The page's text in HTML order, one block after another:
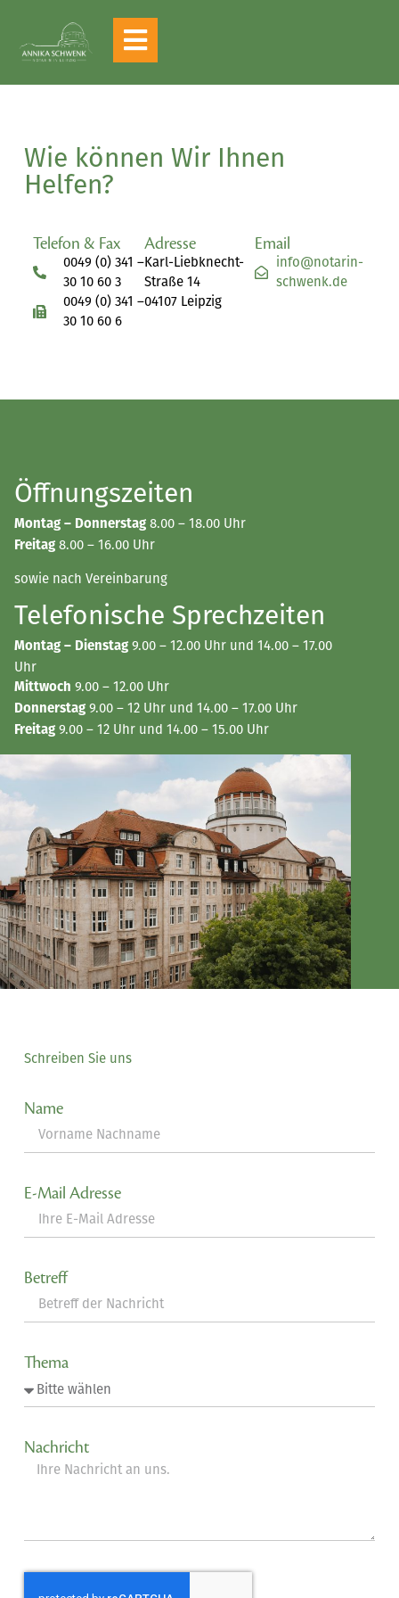
Öffnungszeiten
Montag – Donnerstag8.00 – 18.00 Uhr
Freitag8.00 – 16.00 Uhr
sowie nach Vereinbarung
Telefonische Sprechzeiten
Montag – Dienstag9.00 – 12.00 Uhr und 14.00 – 17.00
Uhr
Mittwoch 9.00 – 12.00 Uhr
Donnerstag9.00 – 12 Uhr und 14.00 – 17.00 Uhr
Freitag9.00 – 12 Uhr und 14.00 – 15.00 Uhr
Wie können Wir Ihnen
Helfen?
Telefon & Fax
0049 (0) 341 –
30 10 60 3
0049 (0) 341 –
30 10 60 6
Adresse
Karl-Liebknecht-
Straße 14
04107 Leipzig
Email
info@notarin-
schwenk.de
Schreiben Sie uns
Name
E-Mail Adresse
Betreff
Thema
Nachricht